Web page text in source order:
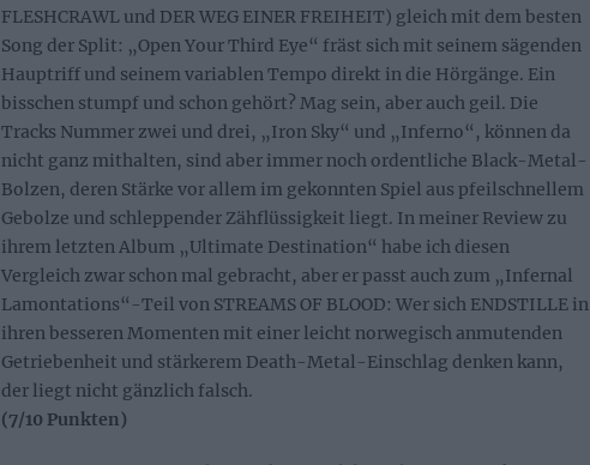
FLESHCRAWL und DER WEG EINER FREIHEIT) gleich mit dem besten
Song der Split: „Open Your Third Eye“ fräst sich mit seinem sägenden
Hauptriff und seinem variablen Tempo direkt in die Hörgänge. Ein
bisschen stumpf und schon gehört? Mag sein, aber auch geil. Die
Tracks Nummer zwei und drei, „Iron Sky“ und „Inferno“, können da
nicht ganz mithalten, sind aber immer noch ordentliche Black-Metal-
Bolzen, deren Stärke vor allem im gekonnten Spiel aus pfeilschnellem
Gebolze und schleppender Zähflüssigkeit liegt. In meiner Review zu
ihrem letzten Album „Ultimate Destination“ habe ich diesen
Vergleich zwar schon mal gebracht, aber er passt auch zum „Infernal
Lamontations“-Teil von STREAMS OF BLOOD: Wer sich ENDSTILLE in
ihren besseren Momenten mit einer leicht norwegisch anmutenden
Getriebenheit und stärkerem Death-Metal-Einschlag denken kann,
der liegt nicht gänzlich falsch.
(7/10 Punkten)